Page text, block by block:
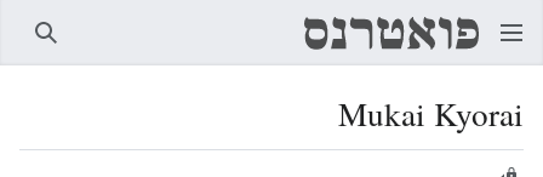
Mukai Kyorai